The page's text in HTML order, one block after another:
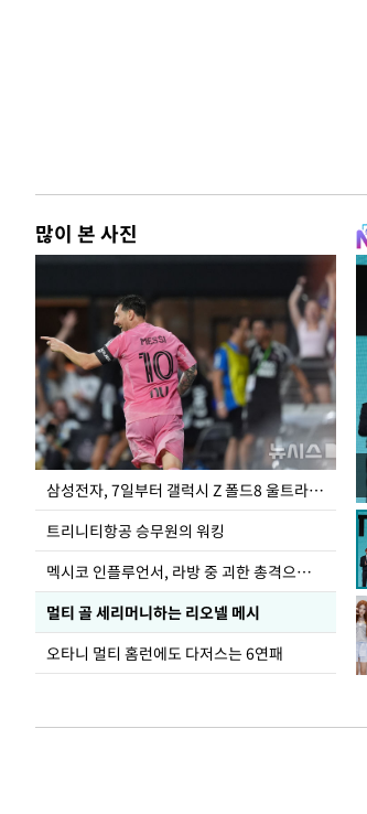
많이 본 사진
삼성전자, 7일부터 갤럭시 Z 폴드8 울트라·폴드8·플립8 출시
트리니티항공 승무원의 워킹
멕시코 인플루언서, 라방 중 괴한 총격으로 사망
멀티 골 세리머니하는 리오넬 메시
오타니 멀티 홈런에도 다저스는 6연패